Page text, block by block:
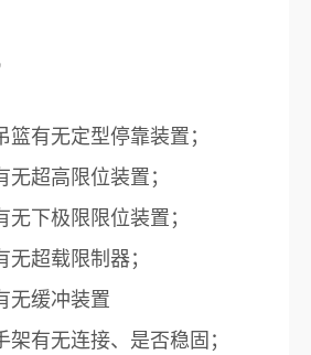
有无定型停靠装置；
超高限位装置；
下极限限位装置；
超载限制器；
无缓冲装置
有无连接、是否稳固；